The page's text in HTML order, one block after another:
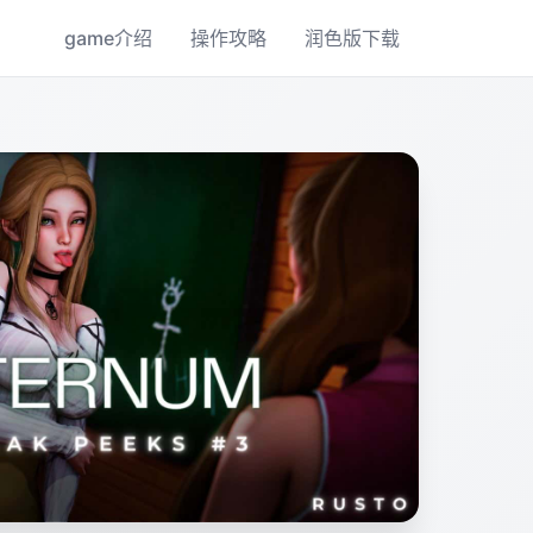
game介绍 操作攻略 润色版下载